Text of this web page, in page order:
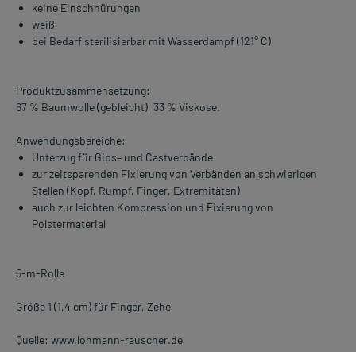
keine Einschnürungen
weiß
bei Bedarf sterilisierbar mit Wasserdampf (121° C)
Produktzusammensetzung:
67 % Baumwolle (gebleicht), 33 % Viskose.
Anwendungsbereiche:
Unterzug für Gips– und Castverbände
zur zeitsparenden Fixierung von Verbänden an schwierigen
Stellen (Kopf, Rumpf, Finger, Extremitäten)
auch zur leichten Kompression und Fixierung von
Polstermaterial
5-m-Rolle
Größe 1 (1,4 cm) für Finger, Zehe
Quelle: www.lohmann-rauscher.de